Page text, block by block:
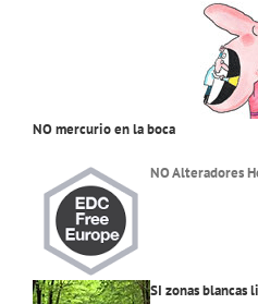
NO mercurio en la boca
NO Alteradores
SI zonas blancas